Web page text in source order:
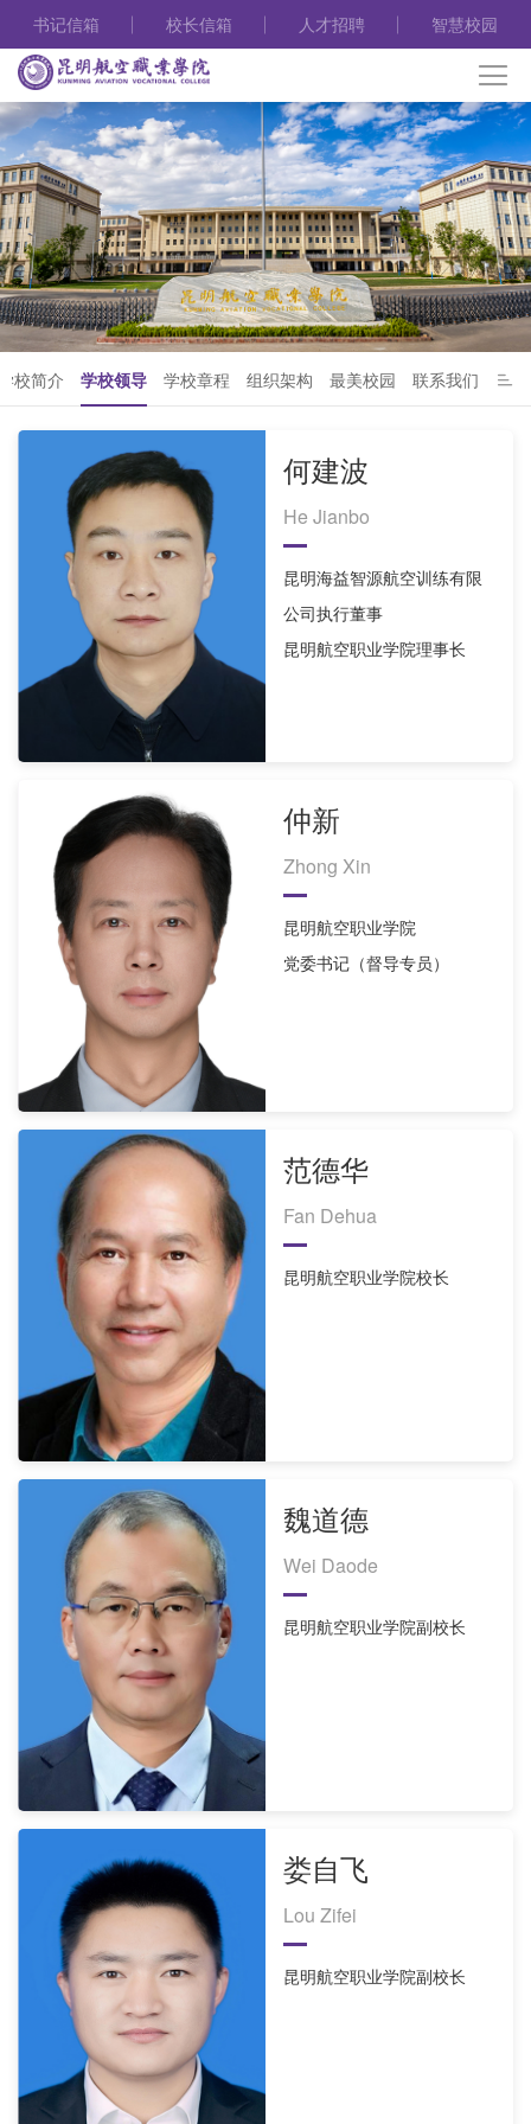
书记信箱 校长信箱 人才招聘 智慧校园
校简介 学校领导 学校章程 组织架构 最美校园 联系我们
何建波
He Jianbo
昆明海益智源航空训练有限
公司执行董事
昆明航空职业学院理事长
仲新
Zhong Xin
昆明航空职业学院
党委书记（督导专员）
范德华
Fan Dehua
昆明航空职业学院校长
魏道德
Wei Daode
昆明航空职业学院副校长
娄自飞
Lou Zifei
昆明航空职业学院副校长